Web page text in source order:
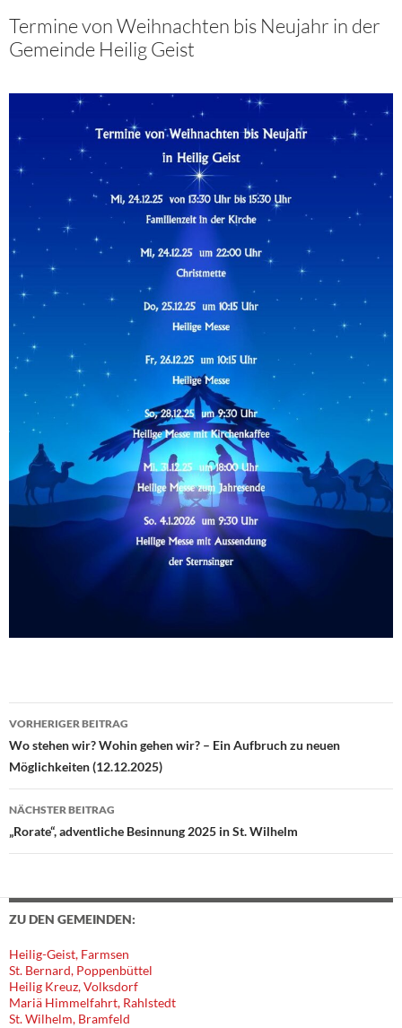
Termine von Weihnachten bis Neujahr in der
Gemeinde Heilig Geist
Beitragsnavigation
VORHERIGER BEITRAG
Wo stehen wir? Wohin gehen wir? – Ein Aufbruch zu neuen
Möglichkeiten (12.12.2025)
NÄCHSTER BEITRAG
„Rorate“, adventliche Besinnung 2025 in St. Wilhelm
ZU DEN GEMEINDEN:
Heilig-Geist, Farmsen
St. Bernard, Poppenbüttel
Heilig Kreuz, Volksdorf
Mariä Himmelfahrt, Rahlstedt
St. Wilhelm, Bramfeld